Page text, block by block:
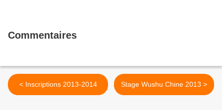
Commentaires
< Inscriptions 2013-2014 Stage Wushu Chine 2013 >